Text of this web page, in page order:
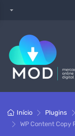
Início Plugins
WP Content Copy